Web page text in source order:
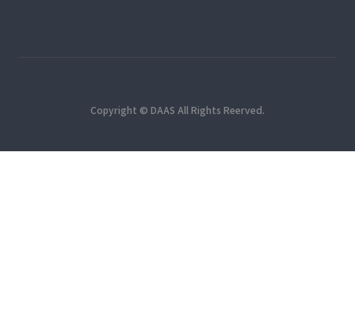
Copyright © DAAS All Rights Reerved.